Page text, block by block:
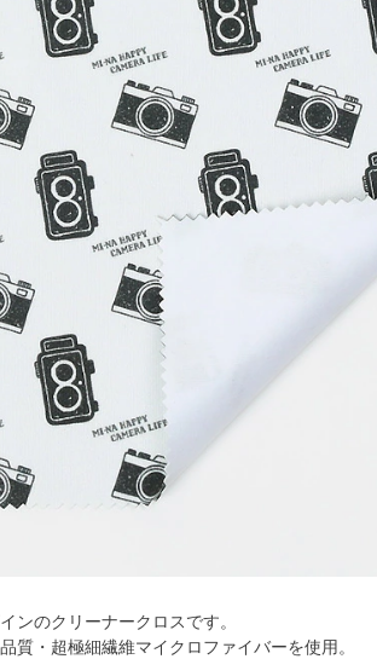
ンのクリーナークロスです。
質・超極細繊維マイクロファイバーを使用。